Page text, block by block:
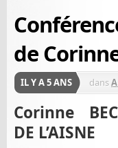
de
IL Y A 5 ANS dans
Corinne
DE L’AISNE